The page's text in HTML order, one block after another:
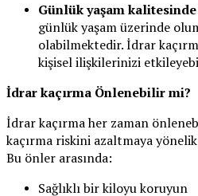
Günlük yaşam
günlük yaşam üzerinde
olabilmektedir. İdrar
kişisel ilişkilerinizi
İdrar kaçırma Önlenebilir mi?
İdrar kaçırma her zaman
kaçırma riskini azaltmaya
Bu önler arasında:
Sağlıklı bir kiloyu koruyun